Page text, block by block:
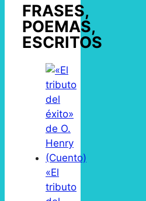
FRASES,
POEMAS,
ESCRITOS
«El
tributo